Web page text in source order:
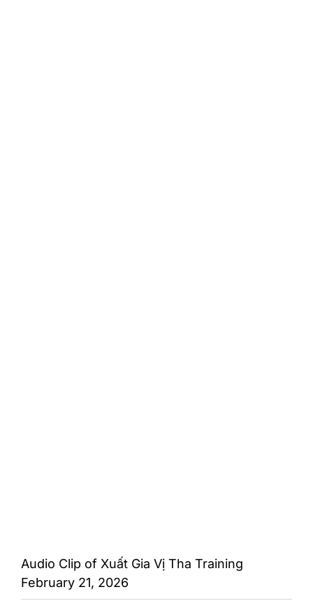
Audio Clip of Xuất Gia Vị Tha Training
February 21, 2026